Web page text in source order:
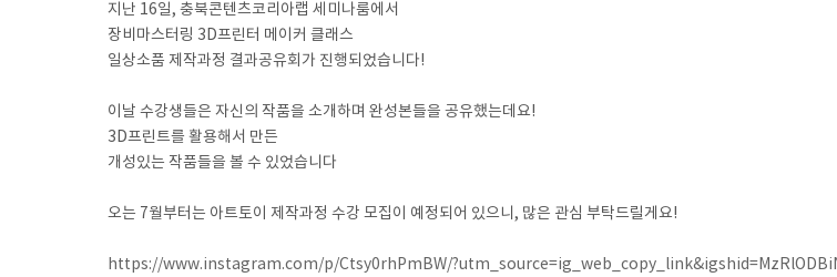
지난 16일, 충북콘텐츠코리아랩 세미나룸에서
장비마스터링 3D프린터 메이커 클래스
일상소품 제작과정 결과공유회가 진행되었습니다!
이날 수강생들은 자신의 작품을 소개하며 완성본들을 공유했는데요!
3D프린트를 활용해서 만든
개성있는 작품들을 볼 수 있었습니다
오는 7월부터는 아트토이 제작과정 수강 모집이 예정되어 있으니, 많은 관심 부탁드릴게요!
https://www.instagram.com/p/Ctsy0rhPmBW/